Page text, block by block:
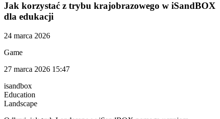
Jak korzystać z trybu krajobrazowego w iSandBOX
dla edukacji
24 marca 2026
Game
27 marca 2026 15:47
isandbox
Education
Landscape